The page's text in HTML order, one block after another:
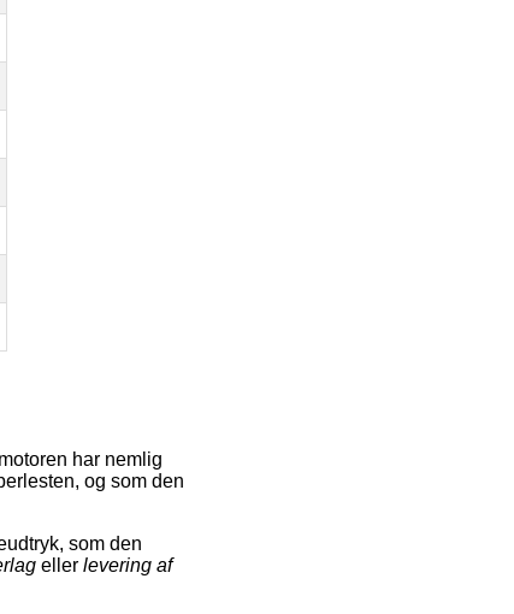
har nemlig
og som den
som den
eller levering af